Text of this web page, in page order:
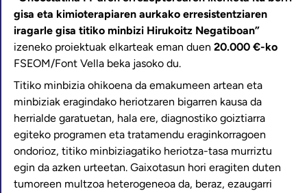
gisa eta kimioterapiaren aurkako erresistentziaren
iragarle gisa titiko minbizi Hirukoitz Negatiboan”
izeneko proiektuak elkarteak eman duen 20.000 €-ko
FSEOM/Font Vella beka jasoko du.
Titiko minbizia ohikoena da emakumeen artean eta
minbiziak eragindako heriotzaren bigarren kausa da
herrialde garatuetan, hala ere, diagnostiko goiztiarra
egiteko programen eta tratamendu eraginkorragoen
ondorioz, titiko minbiziagatiko heriotza-tasa murriztu
egin da azken urteetan. Gaixotasun hori eragiten duten
tumoreen multzoa heterogeneoa da, beraz, ezaugarri